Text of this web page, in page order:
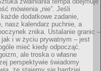
mówienia „nie”. Jeśli
dodatkowe zadanie,
nasz kalendarz puchnie, a
znika. Ustalanie granic –
jak i w życiu prywatnym – jest
mieć kiedy odpocząć.
ale troska o własne
perspektywie świadomy